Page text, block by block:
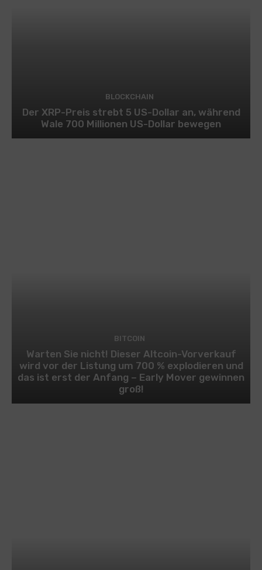
BLOCKCHAIN
Der XRP-Preis strebt 5 US-Dollar an, während
Wale 700 Millionen US-Dollar bewegen
BITCOIN
Warten Sie nicht! Dieser Altcoin-Vorverkauf
wird vor der Listung um 700 % explodieren und
das ist erst der Anfang – Early Mover gewinnen
groß!